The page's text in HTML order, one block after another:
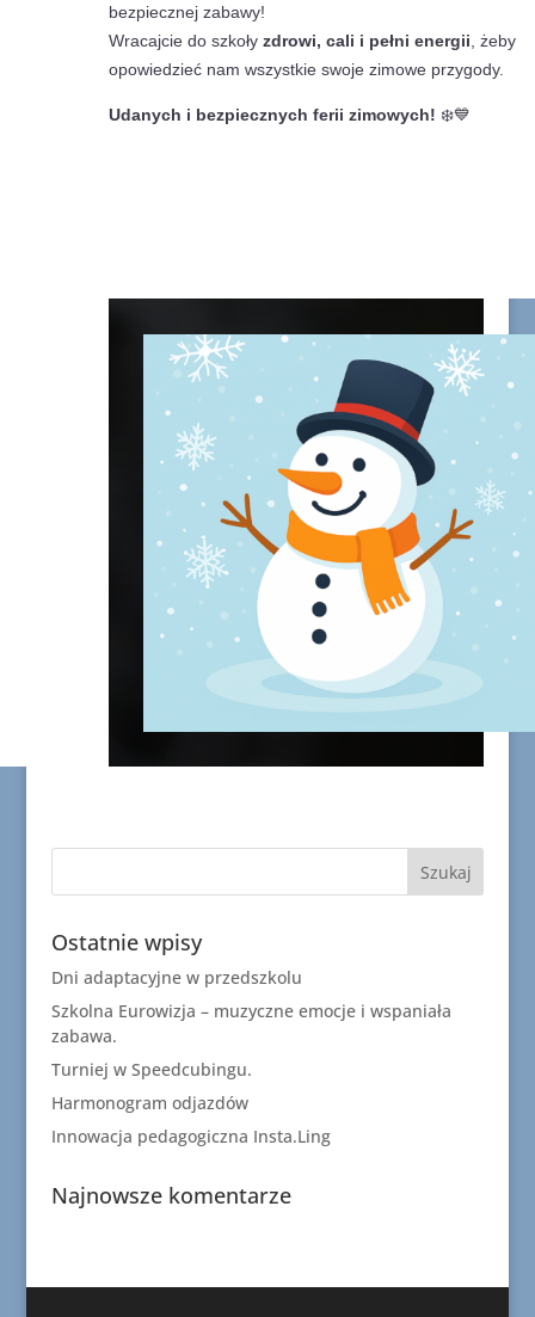
bezpiecznej zabawy!
Wracajcie do szkoły zdrowi, cali i pełni energii , żeby
opowiedzieć nam wszystkie swoje zimowe przygody.
Udanych i bezpiecznych ferii zimowych! ❄️💙
Ostatnie wpisy
Dni adaptacyjne w przedszkolu
Szkolna Eurowizja – muzyczne emocje i wspaniała
zabawa.
Turniej w Speedcubingu.
Harmonogram odjazdów
Innowacja pedagogiczna Insta.Ling
Najnowsze komentarze